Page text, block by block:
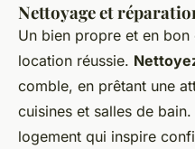
Nettoyage et
Un bien propre et en
location réussie.
comble, en prêtant une
cuisines et salles de bain.
logement qui inspire